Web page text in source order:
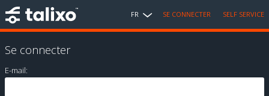
FR SE CONNECTER SELF SERVICE
Se connecter
E-mail: